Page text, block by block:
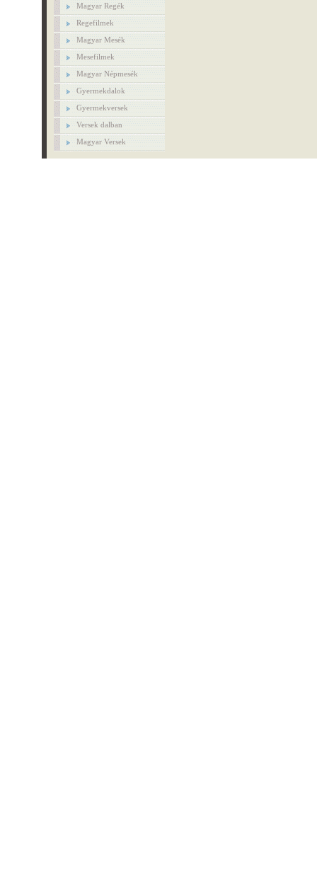
Magyar Regék
Regefilmek
Magyar Mesék
Mesefilmek
Magyar Népmesék
Gyermekdalok
Gyermekversek
Versek dalban
Magyar Versek